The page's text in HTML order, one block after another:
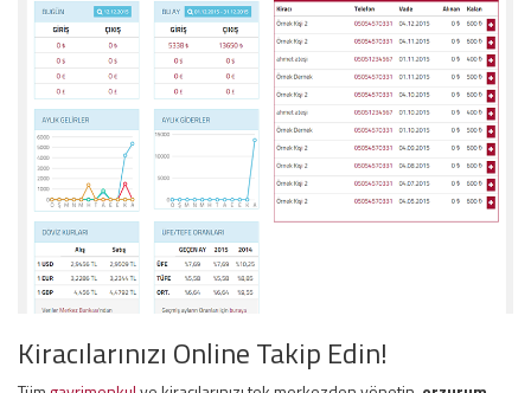
Kiracılarınızı Online Takip Edin!